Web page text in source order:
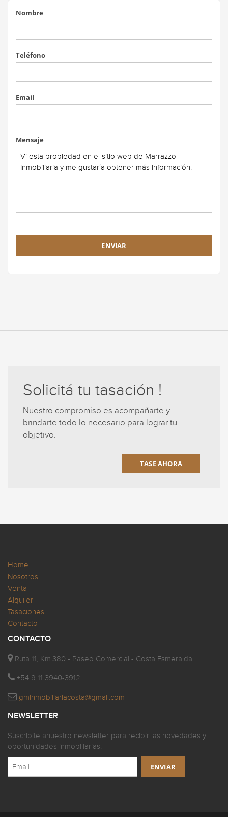
Nombre
Teléfono
Email
Mensaje
Solicitá tu tasación !
Nuestro compromiso es acompañarte y
brindarte todo lo necesario para lograr tu
objetivo.
TASE AHORA
Home
Nosotros
Venta
Alquiler
Tasaciones
Contacto
CONTACTO
Ruta 11, Km.380 - Paseo Comercial - Costa Esmeralda
+54 9 11 3940-3912
gminmobiliariacosta@gmail.com
NEWSLETTER
Suscribite anuestro newsletter para recibir las novedades y
oportunidades inmobiliarias.